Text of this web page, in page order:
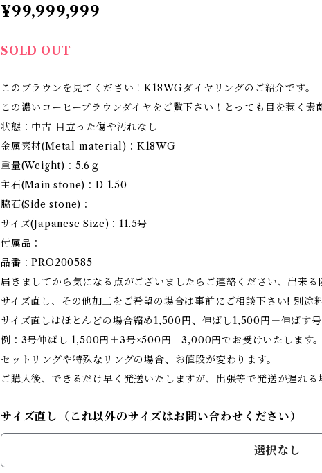
¥99,999,999
SOLD OUT
このブラウンを見てください！K18WGダイヤリングのご紹介です。
この濃いコーヒーブラウンダイヤをご覧下さい！とっても目を惹く素
状態：中古 目立った傷や汚れなし
金属素材(Metal material)：K18WG
重量(Weight)：5.6ｇ
主石(Main stone)：D 1.50
脇石(Side stone)：
サイズ(Japanese Size)：11.5号
付属品：
品番：PRO200585
届きましてから気になる点がございましたらご連絡ください、出来る
サイズ直し、その他加工をご希望の場合は事前にご相談下さい! 別途
サイズ直しはほとんどの場合縮め1,500円、伸ばし1,500円＋伸ばす
例：3号伸ばし 1,500円＋3号×500円＝3,000円でお受けいたします。
セットリングや特殊なリングの場合、お値段が変わります。
ご購入後、できるだけ早く発送いたしますが、出張等で発送が遅れる
サイズ直し（これ以外のサイズはお問い合わせください）
選択なし